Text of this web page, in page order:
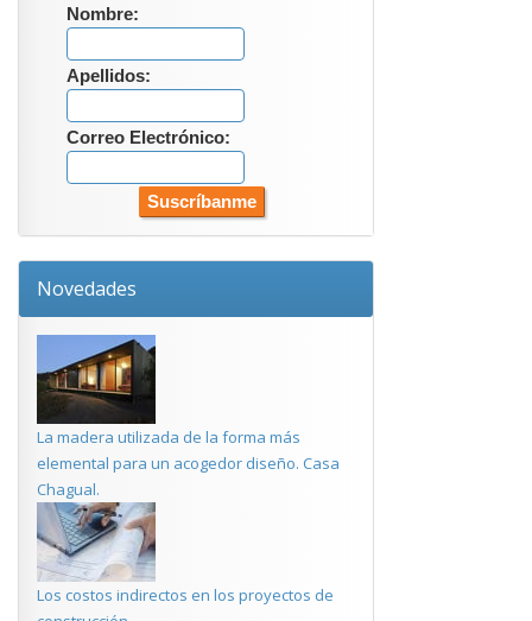
Nombre:
Apellidos:
Correo Electrónico:
Novedades
La madera utilizada de la forma más
elemental para un acogedor diseño. Casa
Chagual.
Los costos indirectos en los proyectos de